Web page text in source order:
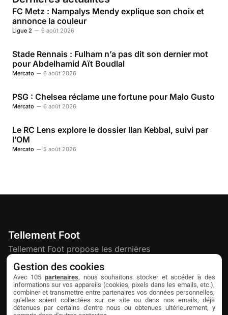
FC Metz : Nampalys Mendy explique son choix et
annonce la couleur
Ligue 2 6 août 2026
Stade Rennais : Fulham n’a pas dit son dernier mot
pour Abdelhamid Aït Boudlal
Mercato 6 août 2026
PSG : Chelsea réclame une fortune pour Malo Gusto
Mercato 6 août 2026
Le RC Lens explore le dossier Ilan Kebbal, suivi par
l’OM
Mercato 5 août 2026
Tellement Foot
Tellement Foot propose les dernières
actualités et nouveautés créatives dédiées
au football.
Découvrir Liens utiles Partenaires
Gestion des cookies
Avec 105 partenaires, nous souhaitons stocker et accéder à des
informations sur vos appareils (cookies, pixels dans les emails, etc.),
combiner et transmettre entre partenaires vos données personnelles,
qu'elles soient collectées sur ce site ou dans nos emails, déjà
détenues par certains d'entre nous ou obtenues ultérieurement, y